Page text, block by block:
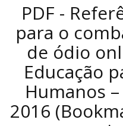
PDF -
para o
de ódio
Educação
Humanos
2016